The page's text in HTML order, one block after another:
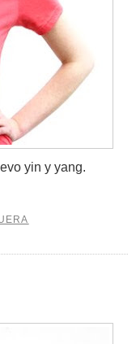
yin y yang.